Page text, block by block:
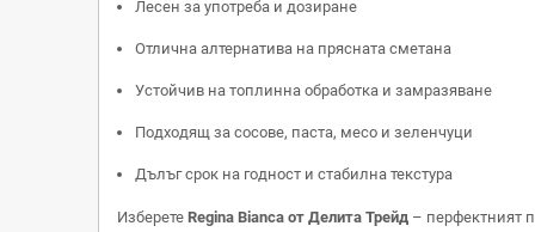
Лесен за употреба и дозиране
Отлична алтернатива на прясната сметана
Устойчив на топлинна обработка и замразяване
Подходящ за сосове, паста, месо и зеленчуци
Дълъг срок на годност и стабилна текстура
Изберете Regina Bianca от Делита Трейд – перфектният